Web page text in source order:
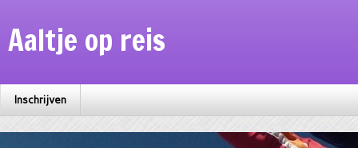
Aaltje op reis
Inschrijven